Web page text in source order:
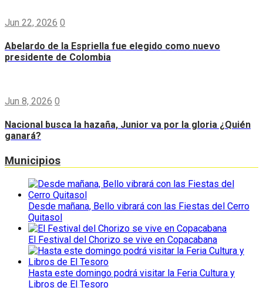
Jun 22, 2026 0
Abelardo de la Espriella fue elegido como nuevo
presidente de Colombia
Jun 8, 2026 0
Nacional busca la hazaña, Junior va por la gloria ¿Quién
ganará?
Municipios
Desde mañana, Bello vibrará con las Fiestas del Cerro
Quitasol
El Festival del Chorizo se vive en Copacabana
Hasta este domingo podrá visitar la Feria Cultura y
Libros de El Tesoro